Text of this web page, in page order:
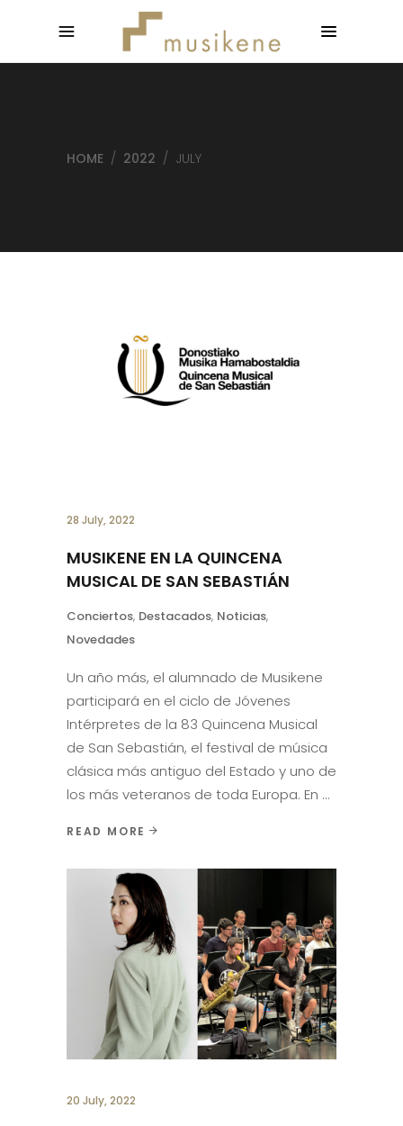
HOME / 2022 / JULY
28 July, 2022
MUSIKENE EN LA QUINCENA
MUSICAL DE SAN SEBASTIÁN
Conciertos, Destacados, Noticias,
Novedades
Un año más, el alumnado de Musikene
participará en el ciclo de Jóvenes
Intérpretes de la 83 Quincena Musical
de San Sebastián, el festival de música
clásica más antiguo del Estado y uno de
los más veteranos de toda Europa. En
READ MORE
20 July, 2022